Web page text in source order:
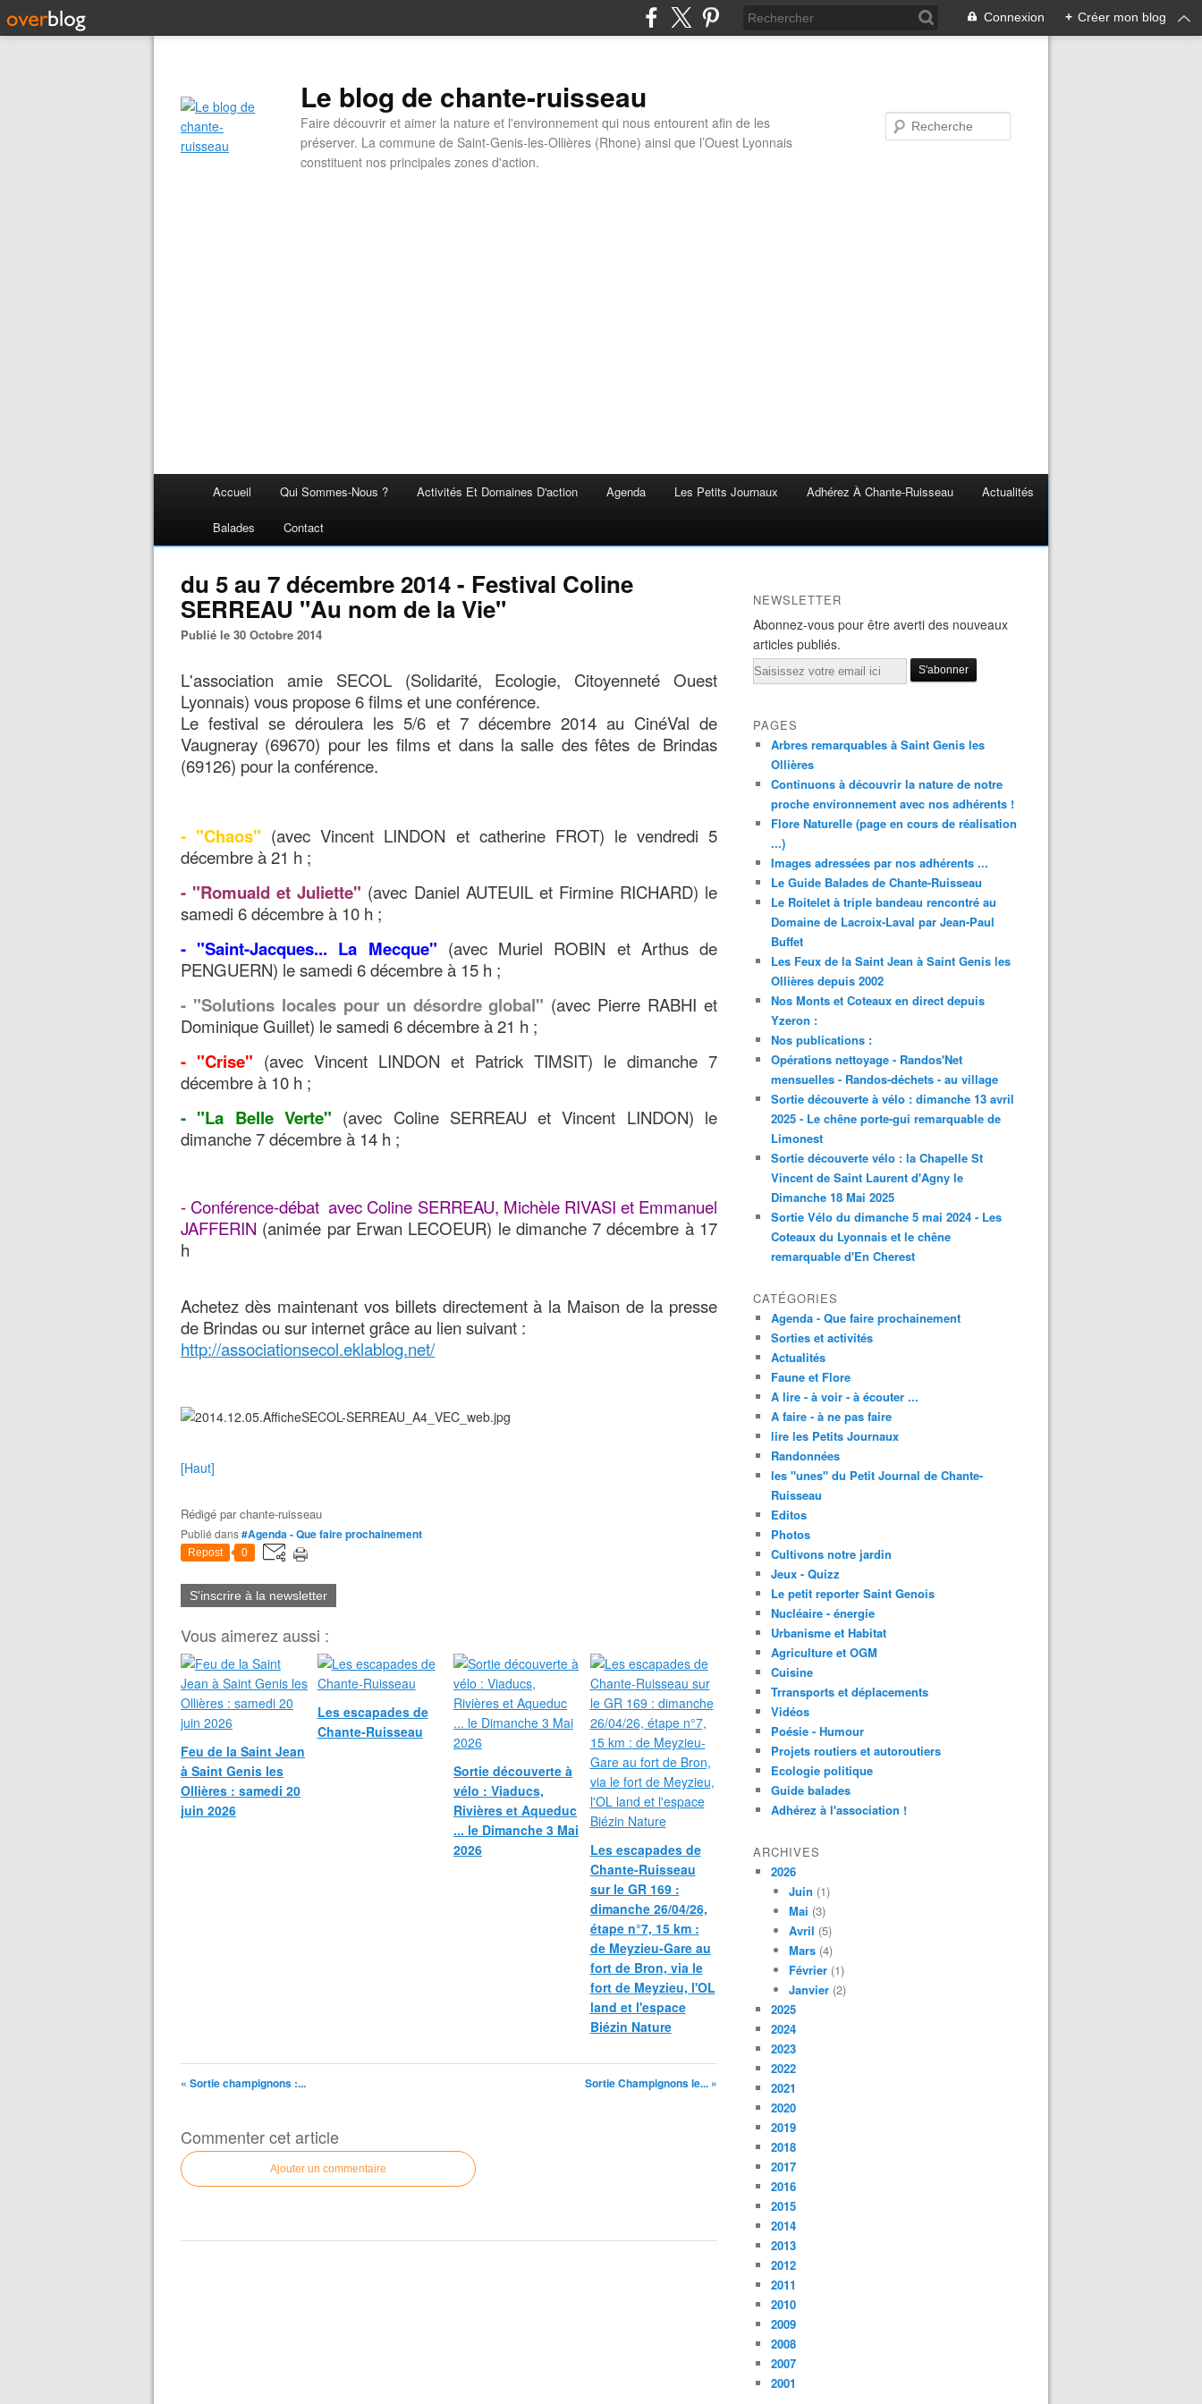
Connexion + Créer mon blog
Le blog de chante-ruisseau
Faire découvrir et aimer la nature et l'environnement qui nous entourent afin de les
préserver. La commune de Saint-Genis-les-Ollières (Rhone) ainsi que l’Ouest Lyonnais
constituent nos principales zones d'action.
Accueil Qui Sommes-Nous ? Activités Et Domaines D'action Agenda Les Petits Journaux Adhérez À Chante-Ruisseau Actualités
Balades Contact
du 5 au 7 décembre 2014 - Festival Coline
SERREAU "Au nom de la Vie"
Publié le 30 Octobre 2014
L'association amie SECOL (Solidarité, Ecologie, Citoyenneté Ouest
Lyonnais) vous propose 6 films et une conférence.
Le festival se déroulera les 5/6 et 7 décembre 2014 au CinéVal de
Vaugneray (69670) pour les films et dans la salle des fêtes de Brindas
(69126) pour la conférence.
- "Chaos" (avec Vincent LINDON et catherine FROT) le vendredi 5
décembre à 21 h ;
- "Romuald et Juliette" (avec Daniel AUTEUIL et Firmine RICHARD) le
samedi 6 décembre à 10 h ;
- "Saint-Jacques... La Mecque" (avec Muriel ROBIN et Arthus de
PENGUERN) le samedi 6 décembre à 15 h ;
- "Solutions locales pour un désordre global" (avec Pierre RABHI et
Dominique Guillet) le samedi 6 décembre à 21 h ;
- "Crise" (avec Vincent LINDON et Patrick TIMSIT) le dimanche 7
décembre à 10 h ;
- "La Belle Verte" (avec Coline SERREAU et Vincent LINDON) le
dimanche 7 décembre à 14 h ;
- Conférence-débat avec Coline SERREAU, Michèle RIVASI et Emmanuel
JAFFERIN (animée par Erwan LECOEUR) le dimanche 7 décembre à 17
h
Achetez dès maintenant vos billets directement à la Maison de la presse
de Brindas ou sur internet grâce au lien suivant :
http://associationsecol.eklablog.net/
[Haut]
Rédigé parchante-ruisseau
Publié dans#Agenda - Que faire prochainement
Repost 0
S'inscrire à la newsletter
Vous aimerez aussi :
Feu de la Saint Jean
à Saint Genis les
Ollières : samedi 20
juin 2026
Les escapades de
Chante-Ruisseau
Sortie découverte à
vélo : Viaducs,
Rivières et Aqueduc
... le Dimanche 3 Mai
2026
Les escapades de
Chante-Ruisseau
sur le GR 169 :
dimanche 26/04/26,
étape n°7, 15 km :
de Meyzieu-Gare au
fort de Bron, via le
fort de Meyzieu, l'OL
land et l'espace
Biézin Nature
« Sortie champignons :... Sortie Champignons le... »
Commenter cet article
Ajouter un commentaire
NEWSLETTER
Abonnez-vous pour être averti des nouveaux
articles publiés.
Email
PAGES
Arbres remarquables à Saint Genis les
Ollières
Continuons à découvrir la nature de notre
proche environnement avec nos adhérents !
Flore Naturelle (page en cours de réalisation
...)
Images adressées par nos adhérents ...
Le Guide Balades de Chante-Ruisseau
Le Roitelet à triple bandeau rencontré au
Domaine de Lacroix-Laval par Jean-Paul
Buffet
Les Feux de la Saint Jean à Saint Genis les
Ollières depuis 2002
Nos Monts et Coteaux en direct depuis
Yzeron :
Nos publications :
Opérations nettoyage - Randos'Net
mensuelles - Randos-déchets - au village
Sortie découverte à vélo : dimanche 13 avril
2025 - Le chêne porte-gui remarquable de
Limonest
Sortie découverte vélo : la Chapelle St
Vincent de Saint Laurent d'Agny le
Dimanche 18 Mai 2025
Sortie Vélo du dimanche 5 mai 2024 - Les
Coteaux du Lyonnais et le chêne
remarquable d'En Cherest
CATÉGORIES
Agenda - Que faire prochainement
Sorties et activités
Actualités
Faune et Flore
A lire - à voir - à écouter ...
A faire - à ne pas faire
lire les Petits Journaux
Randonnées
les "unes" du Petit Journal de Chante-
Ruisseau
Editos
Photos
Cultivons notre jardin
Jeux - Quizz
Le petit reporter Saint Genois
Nucléaire - énergie
Urbanisme et Habitat
Agriculture et OGM
Cuisine
Trransports et déplacements
Vidéos
Poésie - Humour
Projets routiers et autoroutiers
Ecologie politique
Guide balades
Adhérez à l'association !
ARCHIVES
2026
Juin (1)
Mai (3)
Avril (5)
Mars (4)
Février (1)
Janvier (2)
2025
2024
2023
2022
2021
2020
2019
2018
2017
2016
2015
2014
2013
2012
2011
2010
2009
2008
2007
2001